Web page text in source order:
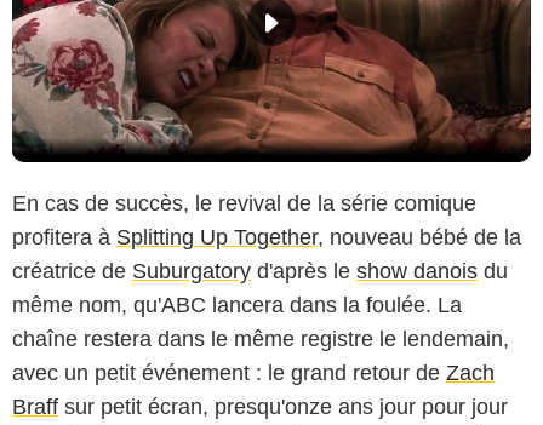
En cas de succès, le revival de la série comique
profitera à Splitting Up Together, nouveau bébé de la
créatrice de Suburgatory d'après le show danois du
même nom, qu'ABC lancera dans la foulée. La
chaîne restera dans le même registre le lendemain,
avec un petit événement : le grand retour de Zach
Braff sur petit écran, presqu'onze ans jour pour jour